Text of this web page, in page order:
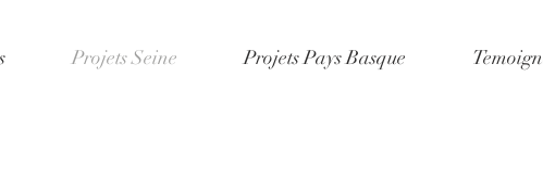
Projets Seine Projets Pays Basque